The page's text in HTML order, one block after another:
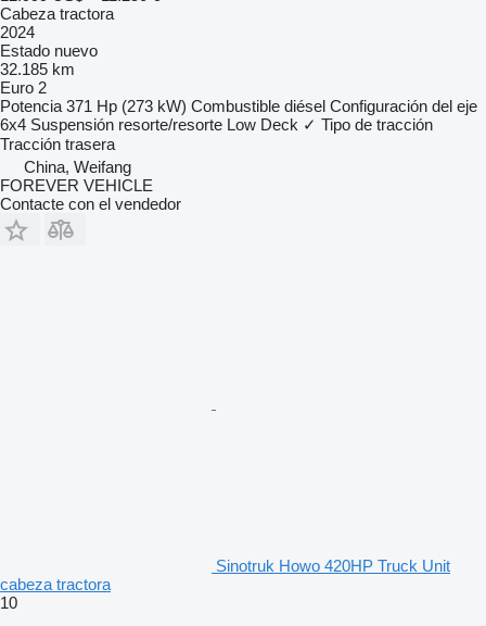
Cabeza tractora
2024
Estado nuevo
32.185 km
Euro 2
Potencia 371 Hp (273 kW) Combustible diésel Configuración del eje
6x4 Suspensión resorte/resorte Low Deck ✓ Tipo de tracción
Tracción trasera
China, Weifang
FOREVER VEHICLE
Contacte con el vendedor
Sinotruk Howo 420HP Truck Unit
cabeza tractora
10